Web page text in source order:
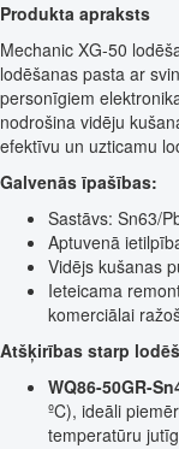
Produkta apraksts
Mechanic XG-50
lodēšanas pasta ar
personīgiem
nodrošina vidēju
efektīvu un uzticamu
Galvenās īpašības:
Sastāvs: Sn63/
Aptuvenā
Vidējs kušanas
Ieteicama
komerciālai
Atšķirības starp
WQ86-50GR-
ºC), ideāli
temperatūru